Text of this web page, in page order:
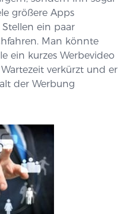
größere Apps
ein paar
Man könnte
ein kurzes Werbevideo
verkürzt und er
der Werbung